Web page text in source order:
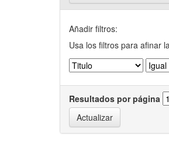
Añadir filtros:
Usa los filtros para afinar
Resultados por página